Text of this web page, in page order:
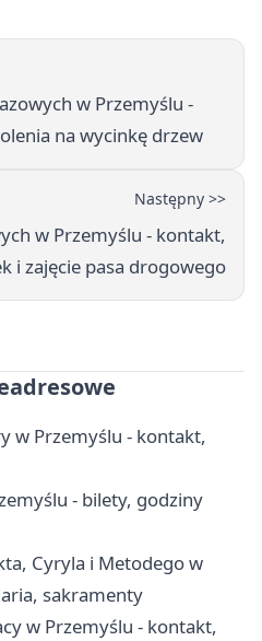
w Przemyślu -
na wycinkę drzew
Następny >>
w Przemyślu - kontakt,
i zajęcie pasa drogowego
w Przemyślu - kontakt,
- bilety, godziny
Cyryla i Metodego w
sakramenty
w Przemyślu - kontakt,